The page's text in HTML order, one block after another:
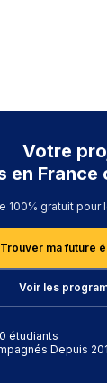
Votre
en France
100% gratuit
Trouver ma future
Voir les
étudiants
Depuis